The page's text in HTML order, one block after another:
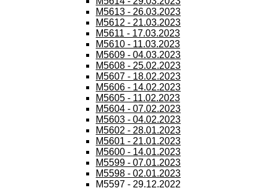
M5613 - 26.03.2023
M5612 - 21.03.2023
M5611 - 17.03.2023
M5610 - 11.03.2023
M5609 - 04.03.2023
M5608 - 25.02.2023
M5607 - 18.02.2023
M5606 - 14.02.2023
M5605 - 11.02.2023
M5604 - 07.02.2023
M5603 - 04.02.2023
M5602 - 28.01.2023
M5601 - 21.01.2023
M5600 - 14.01.2023
M5599 - 07.01.2023
M5598 - 02.01.2023
M5597 - 29.12.2022